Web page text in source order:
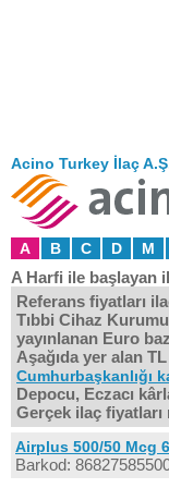
Acino Turkey İlaç
A B C D M
A Harfi ile başlayan
Referans fiyatları
Tıbbi Cihaz
yayınlanan Euro
Aşağıda yer alan
Cumhurbaşkanlığı
Depocu, Eczacı
Gerçek ilaç fiyatları
Airplus 500/50 Mcg
Barkod: